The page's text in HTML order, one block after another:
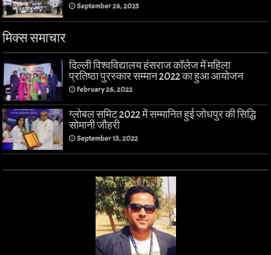
September 26, 2025
मिक्स समाचार
दिल्ली विश्वविद्यालय हंसराज कॉलेज में महिला
प्रतिष्ठा पुरस्कार सम्मान 2022 का हुआ आयोजन
February 26, 2022
ग्लोबल समिट 2022 में सम्मानित हुई जोधपुर की सिद्धि
सोमानी जौहरी
September 13, 2022